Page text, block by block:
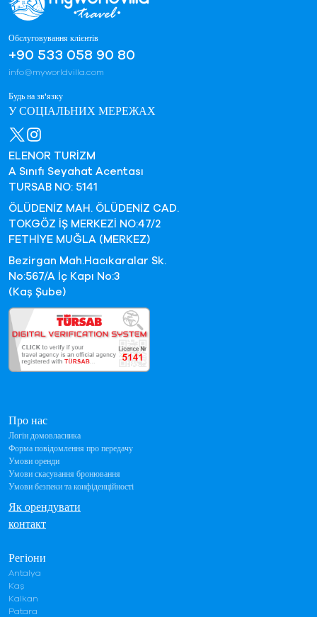
Регіони
Antalya
Kaş
Kalkan
Patara
Про нас
Логін домовласника
Форма повідомлення про передачу
Умови оренди
Умови скасування бронювання
Умови безпеки та конфіденційності
Як орендувати
контакт
Обслуговування клієнтів
+90 533 058 90 80
info@myworldvilla.com
Будь на зв'язку
У СОЦІАЛЬНИХ МЕРЕЖАХ
ELENOR TURİZM
A Sınıfı Seyahat Acentası
TURSAB NO: 5141
ÖLÜDENİZ MAH. ÖLÜDENİZ CAD.
TOKGÖZ İŞ MERKEZİ NO:47/2
FETHİYE MUĞLA (MERKEZ)
Bezirgan Mah.Hacıkaralar Sk.
No:567/A İç Kapı No:3
(Kaş Şube)